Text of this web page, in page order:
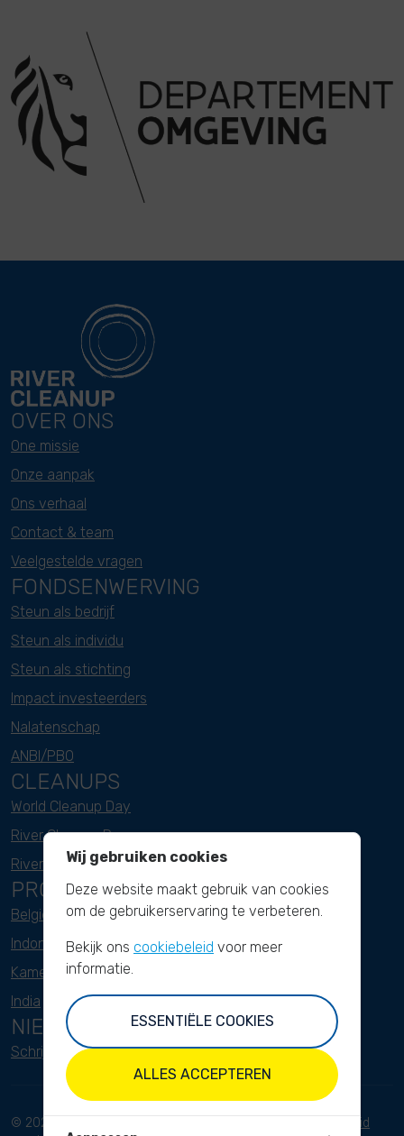
OVER ONS
One missie
Onze aanpak
Ons verhaal
Contact & team
Veelgestelde vragen
FONDSENWERVING
Steun als bedrijf
Steun als individu
Steun als stichting
Impact investeerders
Nalatenschap
ANBI/PBO
CLEANUPS
World Cleanup Day
River Cleanup Days
River Cleanup Challenge
PROJECTEN
België
Indonesië
Kameroen
India
NIEUWSBRIEF
Schrijf je hier in
© 2023 River Cleanup. Alle rechten
Privacybeleid
Wij gebruiken cookies
Deze website maakt gebruik van cookies
om de gebruikerservaring te verbeteren.
Bekijk ons cookiebeleid voor meer
informatie.
ESSENTIËLE COOKIES
ALLES ACCEPTEREN